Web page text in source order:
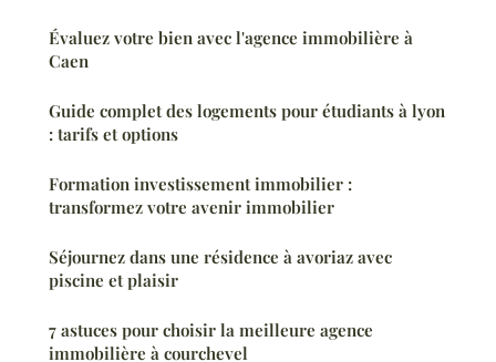
Évaluez votre bien avec l'agence immobilière à
Caen
Guide complet des logements pour étudiants à lyon
: tarifs et options
Formation investissement immobilier :
transformez votre avenir immobilier
Séjournez dans une résidence à avoriaz avec
piscine et plaisir
7 astuces pour choisir la meilleure agence
immobilière à courchevel